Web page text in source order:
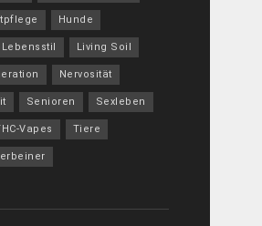
Hunde
Lebensstil Living Soil
Nervosität
Senioren Sexleben
Vapes Tiere